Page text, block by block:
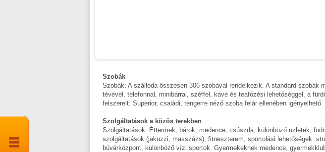
Szobák
Szobák: A szálloda összesen 306 szobával rendelkezik. A standard szobák
tévével, telefonnal, minibárral, széffel, kávé és teafőzési lehetőséggel, a
felszerelt. Superior, családi, tengerre néző szoba felár ellenében igényelhető.
Szolgáltatások a közös terekben
Szolgáltatások: Éttermek, bárok, medence, csúszda, különböző üzletek,
szolgáltatások (jakuzzi, masszázs), fitneszterem, sportolási lehetőségek:
búvárközpont, különböző vízi sportok. Gyermekeknek medence,